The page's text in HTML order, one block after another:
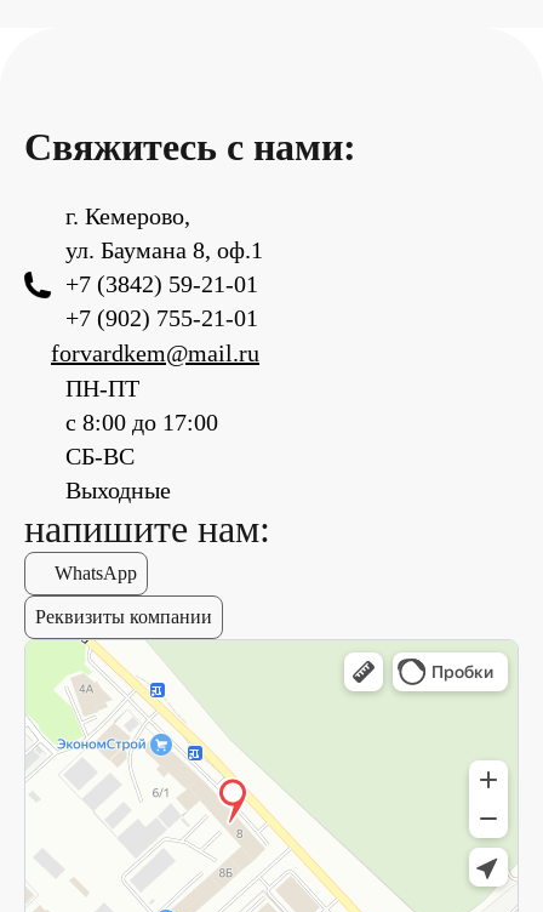
Свяжитесь с нами:
г. Кемерово,
ул. Баумана 8, оф.1
+7 (3842) 59-21-01
+7 (902) 755-21-01
forvardkem@mail.ru
ПН-ПТ
с 8:00 до 17:00
СБ-ВС
Выходные
напишите нам:
WhatsApp
Реквизиты компании